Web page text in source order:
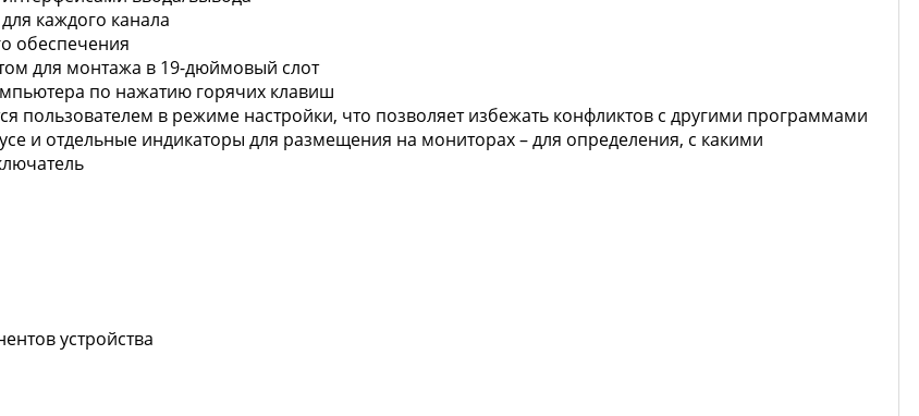
каждого канала
обеспечения
для монтажа в 19-дюймовый слот
по нажатию горячих клавиш
пользователем в режиме настройки, что позволяет избежать конфликтов с другими программами
и отдельные индикаторы для размещения на мониторах – для определения, с какими
устройства